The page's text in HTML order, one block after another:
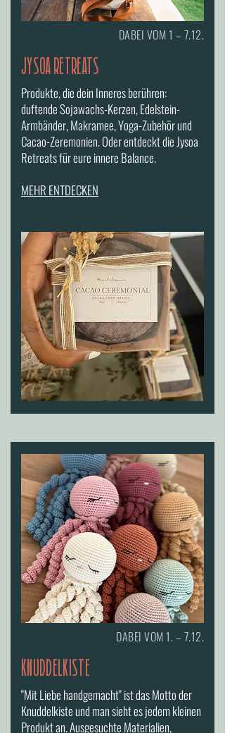
DABEI VOM 1 – 7.12.
JYSOA RETREATS
Produkte, die dein Inneres berühren:
duftende Sojawachs-Kerzen, Edelstein-
Armbänder, Makramee, Yoga-Zubehör und
Cacao-Zeremonien. Oder entdeckt die Jysoa
Retreats für eure innere Balance.
MEHR ENTDECKEN
DABEI VOM 1. – 7.12.
KNUDDELKISTE
"Mit Liebe handgemacht" ist das Motto der
Knuddelkiste und man sieht es jedem kleinen
Produkt an. Ausgesuchte Materialien,